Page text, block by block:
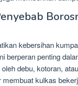
kebersihan
berperan penting
debu, kotoran,
kulkas